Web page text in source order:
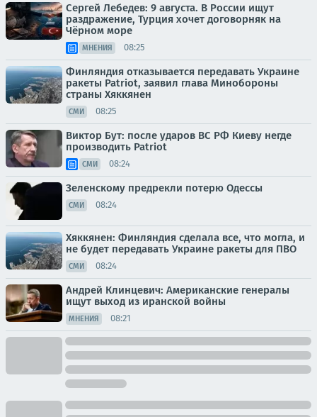
Сергей Лебедев: 9 августа. В России ищут
раздражение, Турция хочет договорняк на
Чёрном море
МНЕНИЯ 08:25
Финляндия отказывается передавать Украине
ракеты Patriot, заявил глава Минобороны
страны Хяккянен
СМИ 08:25
Виктор Бут: после ударов ВС РФ Киеву негде
производить Patriot
СМИ 08:24
Зеленскому предрекли потерю Одессы
СМИ 08:24
Хяккянен: Финляндия сделала все, что могла, и
не будет передавать Украине ракеты для ПВО
СМИ 08:24
Андрей Клинцевич: Американские генералы
ищут выход из иранской войны
МНЕНИЯ 08:21